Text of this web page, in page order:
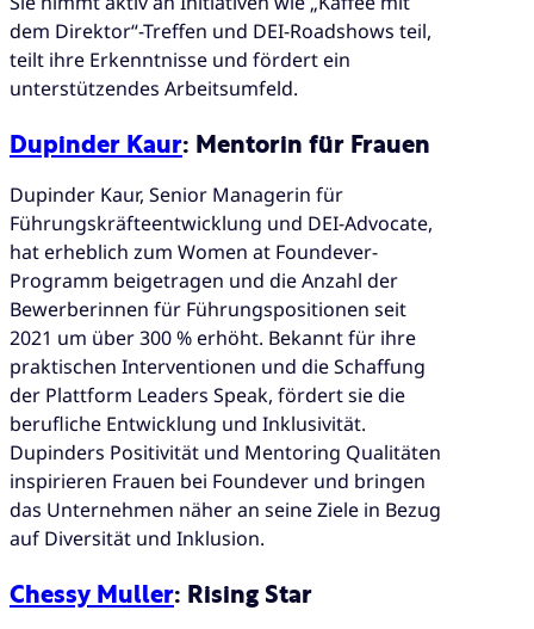
dem Direktor“-Treffen und DEI-Roadshows teil,
teilt ihre Erkenntnisse und fördert ein
unterstützendes Arbeitsumfeld.
Dupinder Kaur: Mentorin für Frauen
Dupinder Kaur, Senior Managerin für
Führungskräfteentwicklung und DEI-Advocate,
hat erheblich zum Women at Foundever-
Programm beigetragen und die Anzahl der
Bewerberinnen für Führungspositionen seit
2021 um über 300 % erhöht. Bekannt für ihre
praktischen Interventionen und die Schaffung
der Plattform Leaders Speak, fördert sie die
berufliche Entwicklung und Inklusivität.
Dupinders Positivität und Mentoring Qualitäten
inspirieren Frauen bei Foundever und bringen
das Unternehmen näher an seine Ziele in Bezug
auf Diversität und Inklusion.
Chessy Muller: Rising Star